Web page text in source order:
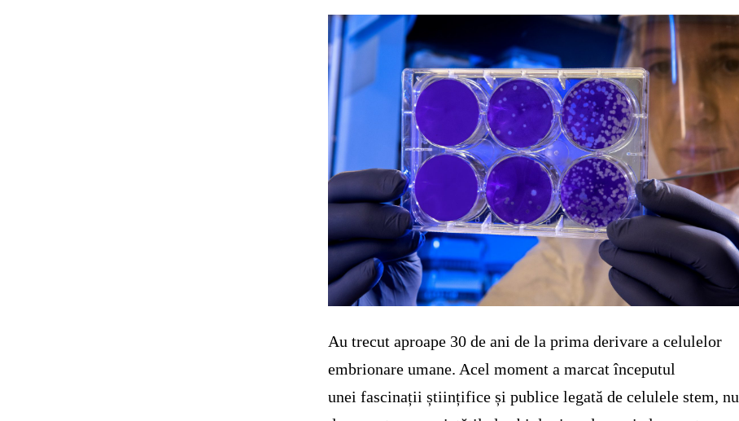
Au trecut aproape 30 de ani de la prima derivare a celulelor
embrionare umane. Acel moment a marcat începutul
unei fascinații științifice și publice legată de celulele stem, nu